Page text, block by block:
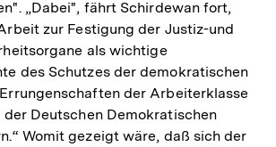
„Dabei", fährt Schirdewan fort,
zur Festigung der Justiz-und
als wichtige
des Schutzes der demokratischen
der Arbeiterklasse
Deutschen Demokratischen
Womit gezeigt wäre, daß sich der